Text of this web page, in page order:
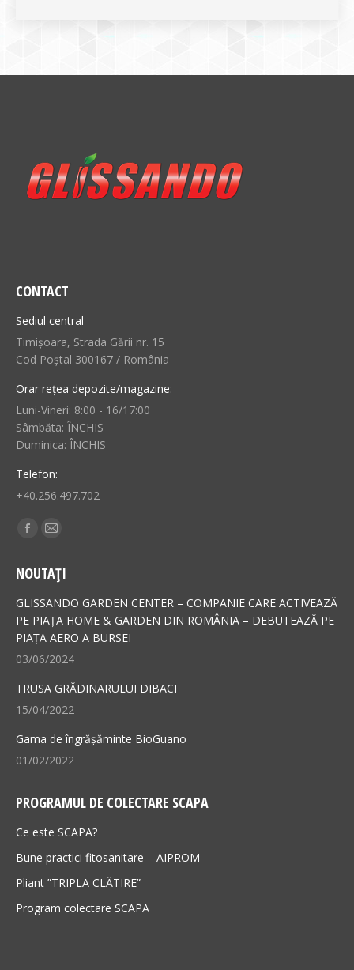
CONTACT
Sediul central
Timișoara, Strada Gării nr. 15
Cod Poștal 300167 / România
Orar rețea depozite/magazine:
Luni-Vineri: 8:00 - 16/17:00
Sâmbăta: ÎNCHIS
Duminica: ÎNCHIS
Telefon:
+40.256.497.702
Find us on:
Facebook
opens
in
new
window
Mail
opens
in
new
window
NOUTAȚI
GLISSANDO GARDEN CENTER – COMPANIE CARE ACTIVEAZĂ
PE PIAȚA HOME & GARDEN DIN ROMÂNIA – DEBUTEAZĂ PE
PIAȚA AERO A BURSEI
03/06/2024
TRUSA GRĂDINARULUI DIBACI
15/04/2022
Gama de îngrășăminte BioGuano
01/02/2022
PROGRAMUL DE COLECTARE SCAPA
Ce este SCAPA?
Bune practici fitosanitare – AIPROM
Pliant ”TRIPLA CLĂTIRE”
Program colectare SCAPA